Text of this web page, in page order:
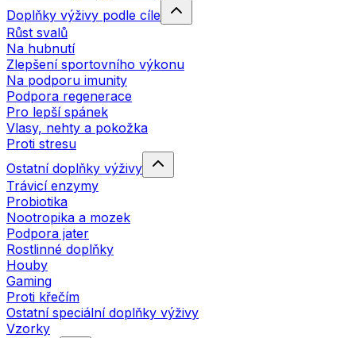
Doplňky výživy podle cíle
Růst svalů
Na hubnutí
Zlepšení sportovního výkonu
Na podporu imunity
Podpora regenerace
Pro lepší spánek
Vlasy, nehty a pokožka
Proti stresu
Ostatní doplňky výživy
Trávicí enzymy
Probiotika
Nootropika a mozek
Podpora jater
Rostlinné doplňky
Houby
Gaming
Proti křečím
Ostatní speciální doplňky výživy
Vzorky